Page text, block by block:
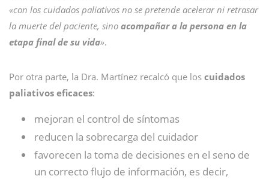
«con los cuidados paliativos no se pretende acelerar ni retrasar
la muerte del paciente, sino acompañar a la persona en la
etapa final de su vida».
Por otra parte, la Dra. Martínez recalcó que los cuidados
paliativos eficaces:
mejoran el control de síntomas
reducen la sobrecarga del cuidador
favorecen la toma de decisiones en el seno de
un correcto flujo de información, es decir,